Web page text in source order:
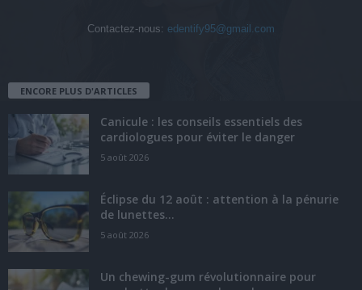
Contactez-nous: edentify95@gmail.com
ENCORE PLUS D'ARTICLES
Canicule : les conseils essentiels des
cardiologues pour éviter le danger
5 août 2026
Éclipse du 12 août : attention à la pénurie
de lunettes...
5 août 2026
Un chewing-gum révolutionnaire pour